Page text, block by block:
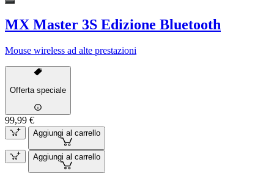
MX Master 3S Edizione Bluetooth
Mouse wireless ad alte prestazioni
Offerta speciale
99,99 €
Aggiungi al carrello
Aggiungi al carrello